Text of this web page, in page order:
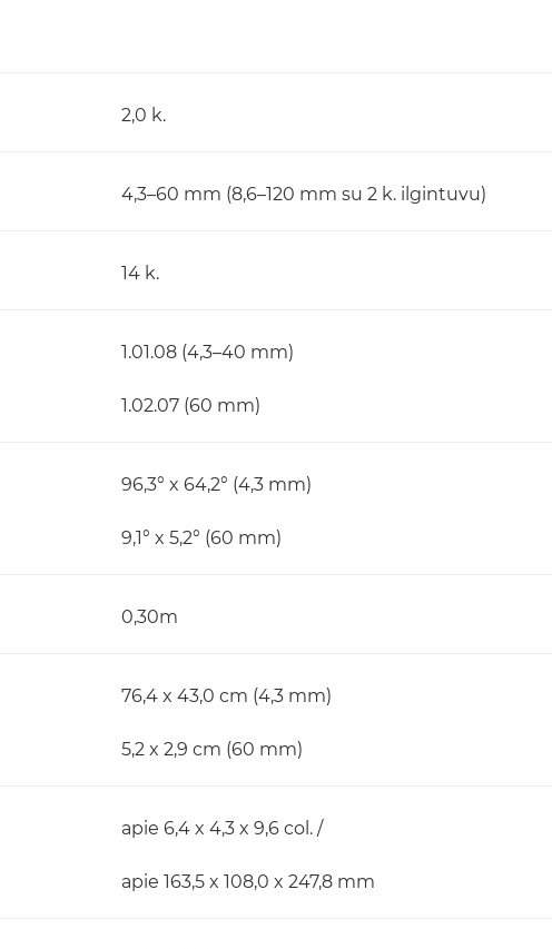
2,0 k.
4,3–60 mm (8,6–120 mm su 2 k. ilgintuvu)
14 k.
1.01.08 (4,3–40 mm)
1.02.07 (60 mm)
96,3° x 64,2° (4,3 mm)
9,1° x 5,2° (60 mm)
0,30m
76,4 x 43,0 cm (4,3 mm)
5,2 x 2,9 cm (60 mm)
apie 6,4 x 4,3 x 9,6 col. /
apie 163,5 x 108,0 x 247,8 mm